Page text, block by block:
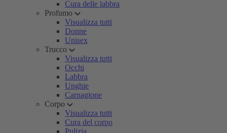
Cura delle labbra
Profumo
Visualizza tutti
Donne
Unisex
Trucco
Visualizza tutti
Occhi
Labbra
Unghie
Carnagione
Corpo
Visualizza tutti
Cura del corpo
Pulizia